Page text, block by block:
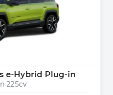
e-Hybrid Plug-in
225cv